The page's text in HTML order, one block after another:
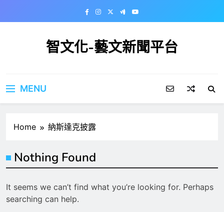
智文化-藝文新聞平台
MENU
Home 納斯達克披露
Nothing Found
It seems we can’t find what you’re looking for. Perhaps
searching can help.